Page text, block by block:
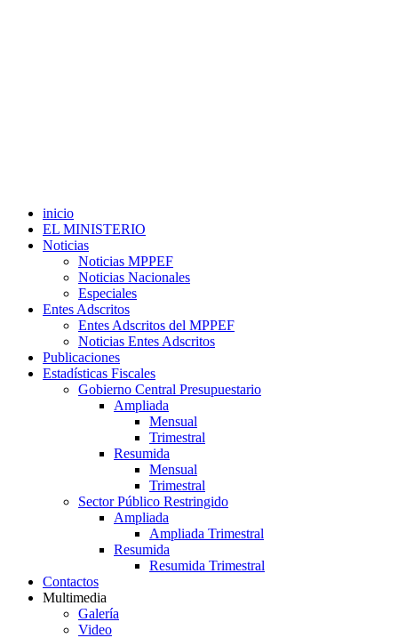
inicio
EL MINISTERIO
Noticias
Noticias MPPEF
Noticias Nacionales
Especiales
Entes Adscritos
Entes Adscritos del MPPEF
Noticias Entes Adscritos
Publicaciones
Estadísticas Fiscales
Gobierno Central Presupuestario
Ampliada
Mensual
Trimestral
Resumida
Mensual
Trimestral
Sector Público Restringido
Ampliada
Ampliada Trimestral
Resumida
Resumida Trimestral
Contactos
Multimedia
Galería
Video